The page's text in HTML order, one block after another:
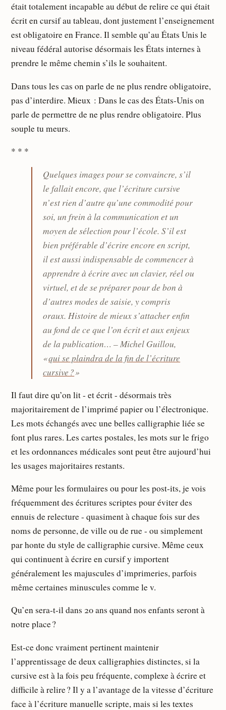
était totalement incapable au début de relire ce qui était
écrit en cursif au tableau, dont justement l’enseignement
est obligatoire en France. Il semble qu’au États Unis le
niveau fédéral autorise désormais les États internes à
prendre le même chemin s’ils le souhaitent.
Dans tous les cas on parle de ne plus rendre obligatoire,
pas d’interdire. Mieux : Dans le cas des États-Unis on
parle de permettre de ne plus rendre obligatoire. Plus
souple tu meurs.
* * *
Quelques images pour se convaincre, s’il
le fallait encore, que l’écriture cursive
n’est rien d’autre qu’une commodité pour
soi, un frein à la communication et un
moyen de sélection pour l’école. S’il est
bien préférable d’écrire encore en script,
il est aussi indispensable de commencer à
apprendre à écrire avec un clavier, réel ou
virtuel, et de se préparer pour de bon à
d’autres modes de saisie, y compris
oraux. Histoire de mieux s’attacher enfin
au fond de ce que l’on écrit et aux enjeux
de la publication… – Michel Guillou,
«qui se plaindra de la fin de l’écriture
cursive ?»
Il faut dire qu’on lit - et écrit - désormais très
majoritairement de l’imprimé papier ou l’électronique.
Les mots échangés avec une belles calligraphie liée se
font plus rares. Les cartes postales, les mots sur le frigo
et les ordonnances médicales sont peut être aujourd’hui
les usages majoritaires restants.
Même pour les formulaires ou pour les post-its, je vois
fréquemment des écritures scriptes pour éviter des
ennuis de relecture - quasiment à chaque fois sur des
noms de personne, de ville ou de rue - ou simplement
par honte du style de calligraphie cursive. Même ceux
qui continuent à écrire en cursif y importent
généralement les majuscules d’imprimeries, parfois
même certaines minuscules comme le v.
Qu’en sera-t-il dans 20 ans quand nos enfants seront à
notre place ?
Est-ce donc vraiment pertinent maintenir
l’apprentissage de deux calligraphies distinctes, si la
cursive est à la fois peu fréquente, complexe à écrire et
difficile à relire ? Il y a l’avantage de la vitesse d’écriture
face à l’écriture manuelle scripte, mais si les textes